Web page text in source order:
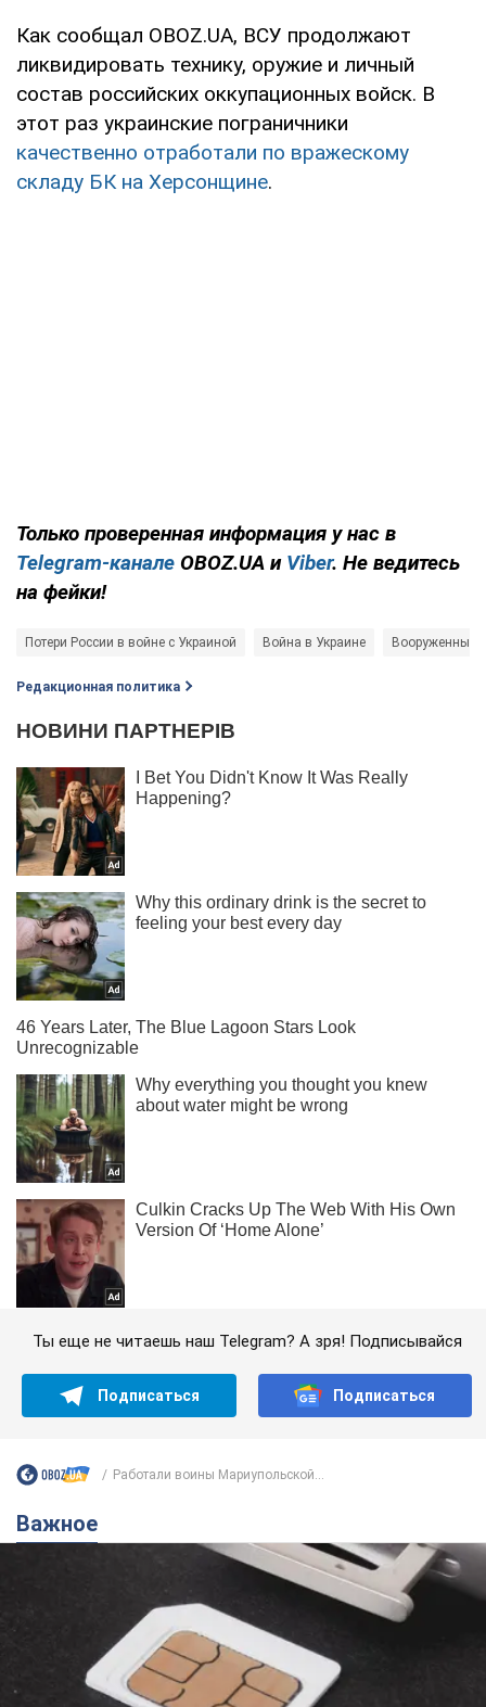
Как сообщал OBOZ.UA, ВСУ продолжают
ликвидировать технику, оружие и личный
состав российских оккупационных войск. В
этот раз украинские пограничники
качественно отработали по вражескому
складу БК на Херсонщине.
Только проверенная информация у нас в
Telegram-канале OBOZ.UA и Viber. Не ведитесь
на фейки!
Потери России в войне с Украиной Война в Украине Вооруженные
Редакционная политика
Ты еще не читаешь наш Telegram? А зря! Подписывайся
Подписаться Подписаться
Работали воины Мариупольской...
Важное